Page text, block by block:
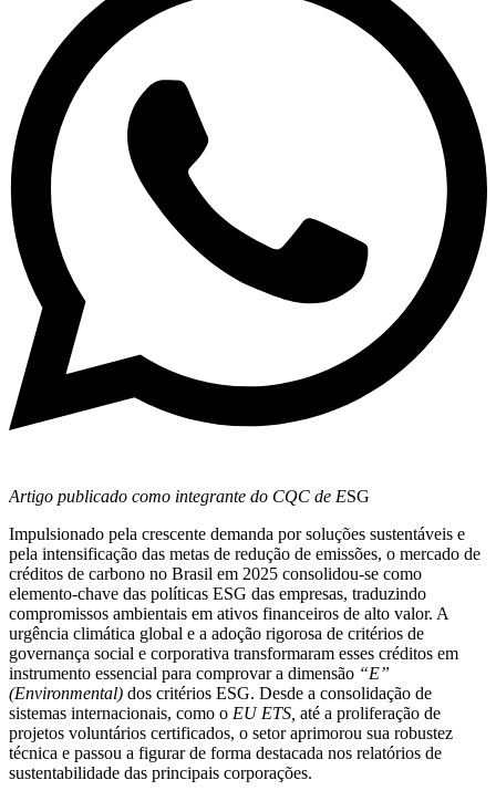
Artigo publicado como integrante do CQC de ESG
Impulsionado pela crescente demanda por soluções sustentáveis e
pela intensificação das metas de redução de emissões, o mercado de
créditos de carbono no Brasil em 2025 consolidou-se como
elemento-chave das políticas ESG das empresas, traduzindo
compromissos ambientais em ativos financeiros de alto valor. A
urgência climática global e a adoção rigorosa de critérios de
governança social e corporativa transformaram esses créditos em
instrumento essencial para comprovar a dimensão “E”
(Environmental) dos critérios ESG. Desde a consolidação de
sistemas internacionais, como o EU ETS, até a proliferação de
projetos voluntários certificados, o setor aprimorou sua robustez
técnica e passou a figurar de forma destacada nos relatórios de
sustentabilidade das principais corporações.